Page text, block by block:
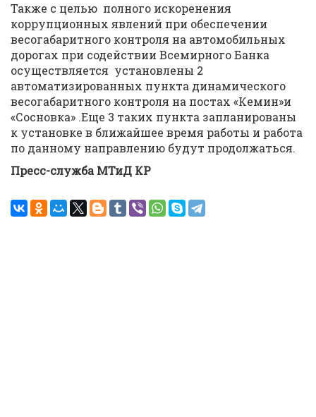
Также с целью полного искоренения
коррупционных явлений при обеспечении
весогабаритного контроля на автомобильных
дорогах при содействии Всемирного Банка
осуществляется установлены 2
автоматизированных пункта динамического
весогабаритного контроля на постах «Кемин»и
«Сосновка» .Еще 3 таких пункта запланированы
к установке в ближайшее время работы и работа
по данному направлению будут продолжаться.
Пресс-служба МТиД КР